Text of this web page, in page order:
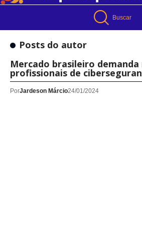
Buscar
Posts do autor
Mercado brasileiro demanda
profissionais de
PorJardeson Márcio24/01/2024